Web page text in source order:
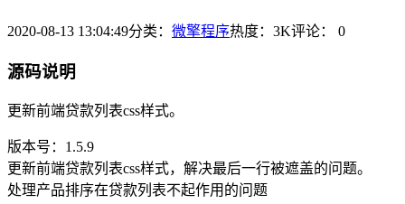
2020-08-13 13:04:49分类： 微擎程序热度：3K评论： 0
源码说明
更新前端贷款列表css样式。
版本号：1.5.9
更新前端贷款列表css样式，解决最后一行被遮盖的问题。
处理产品排序在贷款列表不起作用的问题